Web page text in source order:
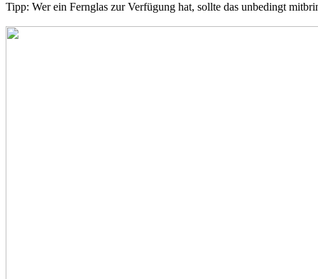
Tipp: Wer ein Fernglas zur Verfügung hat, sollte das unbedingt